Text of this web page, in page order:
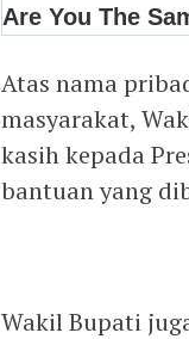
Atas nama
masyarakat,
kasih kepada
bantuan yang
Wakil Bupati